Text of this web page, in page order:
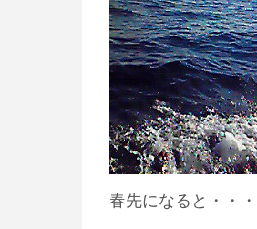
春先になると・・・